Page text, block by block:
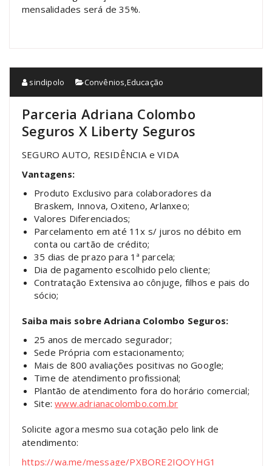
mensalidades será de 35%.
sindipolo Convênios Educação
Parceria Adriana Colombo
Seguros X Liberty Seguros
SEGURO AUTO, RESIDÊNCIA e VIDA
Vantagens:
Produto Exclusivo para colaboradores da
Braskem, Innova, Oxiteno, Arlanxeo;
Valores Diferenciados;
Parcelamento em até 11x s/ juros no débito em
conta ou cartão de crédito;
35 dias de prazo para 1ª parcela;
Dia de pagamento escolhido pelo cliente;
Contratação Extensiva ao cônjuge, filhos e pais do
sócio;
Saiba mais sobre Adriana Colombo Seguros:
25 anos de mercado segurador;
Sede Própria com estacionamento;
Mais de 800 avaliações positivas no Google;
Time de atendimento profissional;
Plantão de atendimento fora do horário comercial;
Site:www.adrianacolombo.com.br
Solicite agora mesmo sua cotação pelo link de
atendimento:
https://wa.me/message/PXBORE2IQOYHG1